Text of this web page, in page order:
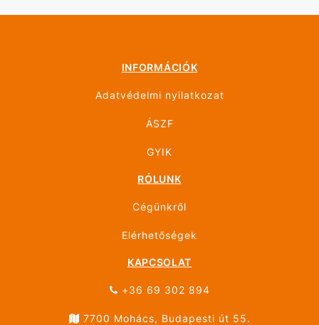
INFORMÁCIÓK
Adatvédelmi nyilatkozat
ÁSZF
GYIK
RÓLUNK
Cégünkről
Elérhetőségek
KAPCSOLAT
+36 69 302 894
7700 Mohács, Budapesti út 55.